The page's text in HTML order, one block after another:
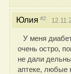
Юлия #2
У меня
очень остро,
не дали
аптеке, любые